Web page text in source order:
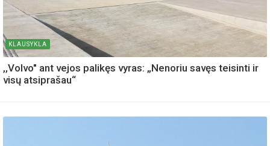
KLAUSYKLA
,,Volvo" ant vejos palikęs vyras: „Nenoriu savęs teisinti ir
visų atsiprašau“